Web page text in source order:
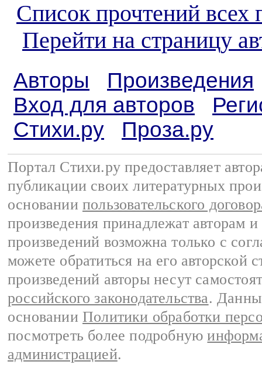
Список прочтений всех
Перейти на страницу
Авторы
Произведения
Вход для авторов
Стихи.ру
Проза.ру
Портал Стихи.ру предоставляет
публикации своих литературных
основании пользовательского
произведения принадлежат авторам
произведений возможна только с
можете обратиться на его авторской
произведений авторы несут
российского законодательства.
основании Политики обработки
посмотреть более подробную
администрацией.